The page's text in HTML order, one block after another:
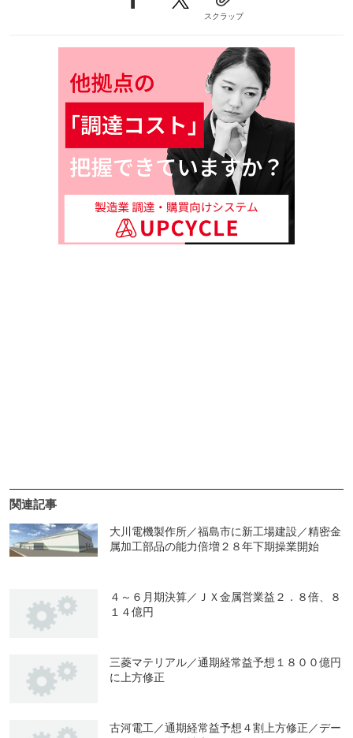
スクラップ
関連記事
大川電機製作所／福島市に新工場建設／精密金
属加工部品の能力倍増２８年下期操業開始
４～６月期決算／ＪＸ金属営業益２．８倍、８
１４億円
三菱マテリアル／通期経常益予想１８００億円
に上方修正
古河電工／通期経常益予想４割上方修正／デー